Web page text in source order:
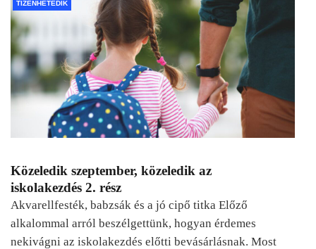
TIZENHETEDIK
Közeledik szeptember, közeledik az
iskolakezdés 2. rész
Akvarellfesték, babzsák és a jó cipő titka Előző
alkalommal arról beszélgettünk, hogyan érdemes
nekivágni az iskolakezdés előtti bevásárlásnak. Most